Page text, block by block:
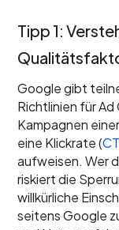
Tipp 1:
Google gibt
Richtlinien für
Kampagnen
eine Klickrate (
aufweisen. Wer
riskiert die
willkürliche
seitens Google